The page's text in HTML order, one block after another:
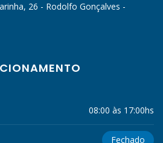
26 - Rodolfo Gonçalves -
08:00 às 17:00hs
Fechado